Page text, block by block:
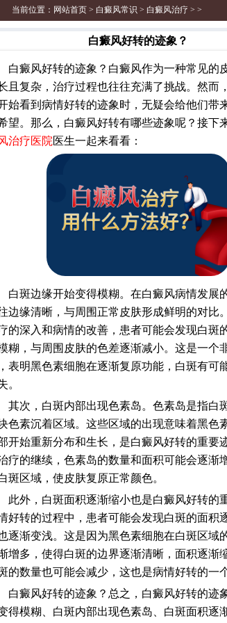
当前位置： 网站首页> 白癜风常识 > 白癜风治疗 > >
白癜风好转的迹象？
癜风好转的迹象？白癜风作为一种常见的
且复杂，治疗过程也往往充满了挑战。然而
始看到病情好转的迹象时，无疑会给他们带
望。那么，白癜风好转有哪些迹象呢？接下
治疗医院医生一起来看看：
斑边缘开始变得模糊。在白癜风病情发展
边缘清晰，与周围正常皮肤形成鲜明的对比
的深入和病情的改善，患者可能会发现白斑
糊，与周围皮肤的色差逐渐减小。这是一个
表明黑色素细胞在逐渐复原功能，白斑有可
。
次，白斑内部出现色素岛。色素岛是指白
色素沉着区域。这些区域的出现意味着黑色
开始重新分布和生长，是白癜风好转的重要
疗的继续，色素岛的数量和面积可能会逐渐
斑区域，使皮肤复原正常颜色。
外，白斑面积逐渐缩小也是白癜风好转的
好转的过程中，患者可能会发现白斑的面积
逐渐变浅。这是因为黑色素细胞在白斑区域
增多，使得白斑的边界逐渐清晰，面积逐渐
的数量也可能会减少，这也是病情好转的一
癜风好转的迹象？总之，白癜风好转的迹
得模糊、白斑内部出现色素岛、白斑面积逐